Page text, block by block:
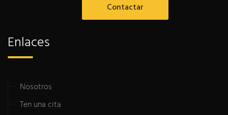
Contactar
Enlaces
Nosotros
Ten una cita